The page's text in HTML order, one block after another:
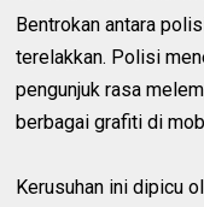
Bentrokan antara
terelakkan. Polisi
pengunjuk rasa
berbagai grafiti di
Kerusuhan ini dipicu